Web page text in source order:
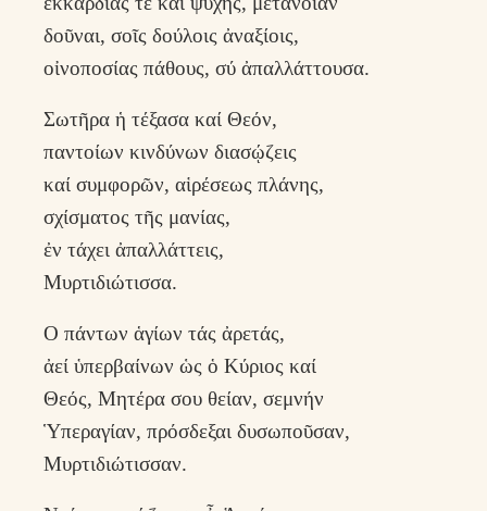
δοῦναι, σοῖς δούλοις ἀναξίοις,
οἰνοποσίας πάθους, σύ ἀπαλλάττουσα.
Σωτῆρα ἡ τέξασα καί Θεόν,
παντοίων κινδύνων διασῴζεις
καί συμφορῶν, αἱρέσεως πλάνης,
σχίσματος τῆς μανίας,
ἐν τάχει ἀπαλλάττεις,
Μυρτιδιώτισσα.
Ο πάντων ἁγίων τάς ἀρετάς,
ἀεί ὑπερβαίνων ὡς ὁ Κύριος καί
Θεός, Μητέρα σου θείαν, σεμνήν
Ὑπεραγίαν, πρόσδεξαι δυσωποῦσαν,
Μυρτιδιώτισσαν.